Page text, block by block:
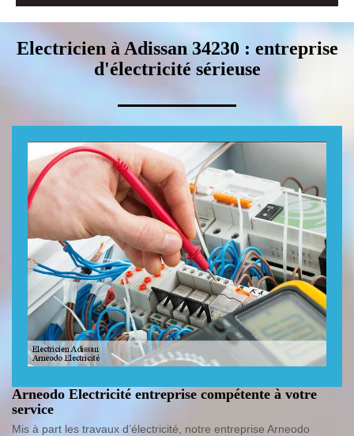
Electricien à Adissan 34230 : entreprise
d'électricité sérieuse
Arneodo Electricité entreprise compétente à votre
service
Mis à part les travaux d’électricité, notre entreprise Arneodo